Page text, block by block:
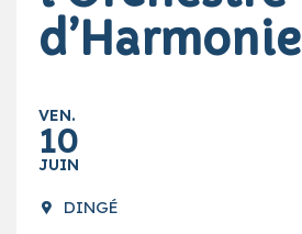
d’Harmonie
VEN.
10
JUIN
DINGÉ